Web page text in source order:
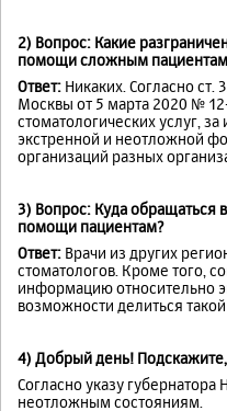
2) Вопрос: Какие
помощи сложным пациентам
Ответ: Никаких. Согласно
Москвы от 5 марта 2020 №
стоматологических услуг,
экстренной и неотложной
организаций разных
3) Вопрос: Куда обращаться
помощи пациентам?
Ответ: Врачи из других
стоматологов. Кроме того,
информацию относительно
возможности делиться
4) Добрый день!
Согласно указу
неотложным состояниям.